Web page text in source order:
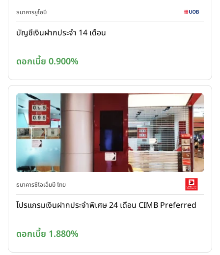
ธนาคารยูโอบี
บัญชีเงินฝากประจำ 14 เดือน
ดอกเบี้ย 0.900%
ธนาคารซีไอเอ็มบี ไทย
โปรแกรมเงินฝากประจำพิเศษ 24 เดือน CIMB Preferred
ดอกเบี้ย 1.880%